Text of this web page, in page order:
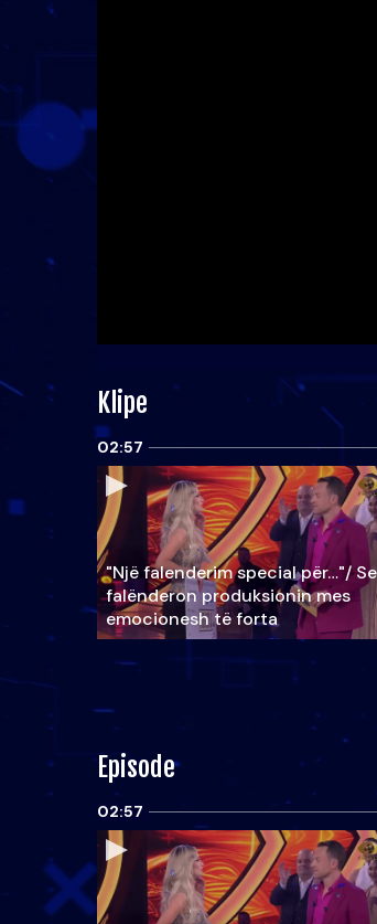
Klipe
02:57
"Një falenderim special për…"/
falënderon produksionin mes
emocionesh të forta
Episode
02:57